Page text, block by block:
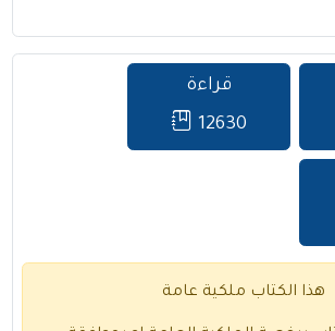
قراءة
12630
هذا الكتاب ملكية عامة